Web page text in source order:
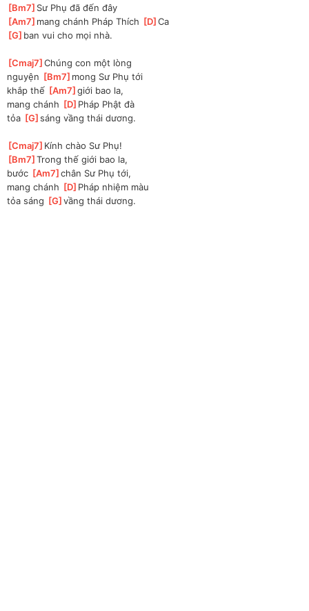
[Bm7 ]Sư Phụ đã đến đây
[Am7 ]mang chánh Pháp Thích [D ]
Ca
[G ]ban vui cho mọi nhà.
[Cmaj7 ]
Chúng con một lòng
nguyện [Bm7 ]mong Sư Phụ tới
khắp thế [Am7 ]
giới bao la,
mang chánh [D ]Pháp Phật đà
tỏa [G ]
sáng vầng thái dương.
[Cmaj7 ]Kính chào Sư Phụ!
[Bm7 ]
Trong thế giới bao la,
bước [Am7 ]
chân Sư Phụ tới,
mang chánh [D ]Pháp nhiệm màu
tỏa sáng [G ]
vầng thái dương.